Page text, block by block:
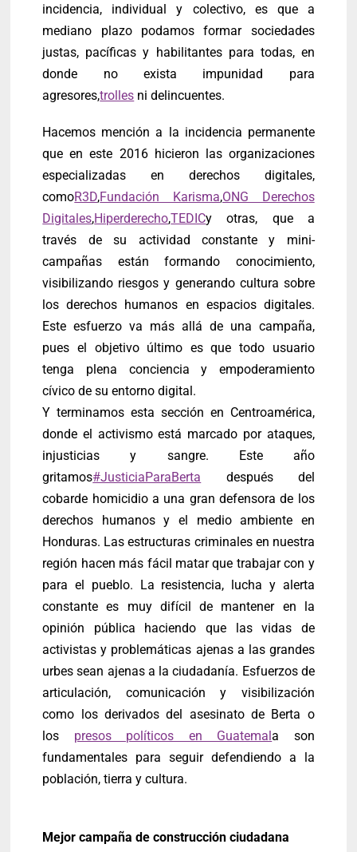
incidencia, individual y colectivo, es que a
mediano plazo podamos formar sociedades
justas, pacíficas y habilitantes para todas, en
donde no exista impunidad para
agresores,trolles ni delincuentes.
Hacemos mención a la incidencia permanente
que en este 2016 hicieron las organizaciones
especializadas en derechos digitales,
comoR3D,Fundación Karisma,ONG Derechos
Digitales,Hiperderecho,TEDICy otras, que a
través de su actividad constante y mini-
campañas están formando conocimiento,
visibilizando riesgos y generando cultura sobre
los derechos humanos en espacios digitales.
Este esfuerzo va más allá de una campaña,
pues el objetivo último es que todo usuario
tenga plena conciencia y empoderamiento
cívico de su entorno digital.
Y terminamos esta sección en Centroamérica,
donde el activismo está marcado por ataques,
injusticias y sangre. Este año
gritamos#JusticiaParaBerta después del
cobarde homicidio a una gran defensora de los
derechos humanos y el medio ambiente en
Honduras. Las estructuras criminales en nuestra
región hacen más fácil matar que trabajar con y
para el pueblo. La resistencia, lucha y alerta
constante es muy difícil de mantener en la
opinión pública haciendo que las vidas de
activistas y problemáticas ajenas a las grandes
urbes sean ajenas a la ciudadanía. Esfuerzos de
articulación, comunicación y visibilización
como los derivados del asesinato de Berta o
los presos políticos en Guatemala son
fundamentales para seguir defendiendo a la
población, tierra y cultura.
Mejor campaña de construcción ciudadana